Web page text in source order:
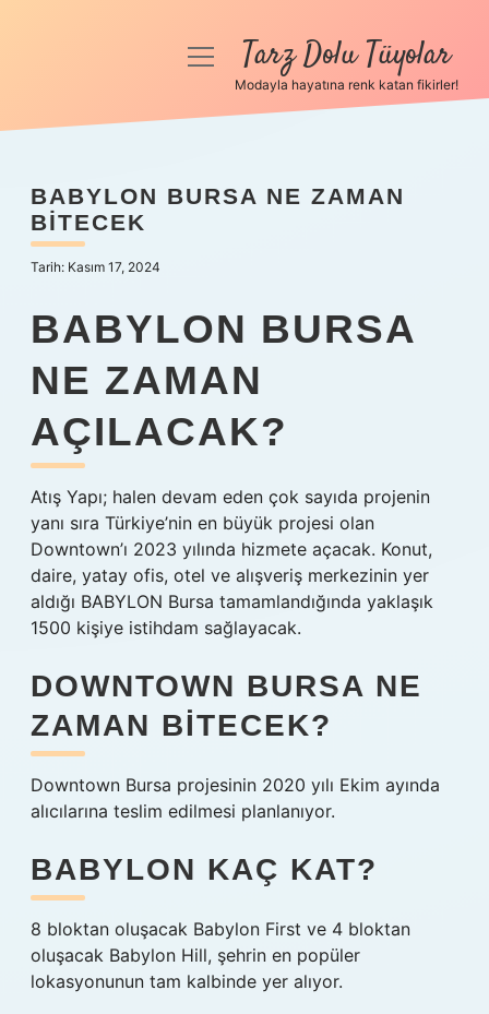
Anasayfa
Yasal Uyarı
Hakkımızda
menüyüTarz Dolu Tüyolar
Modayla hayatına renk katan fikirler!
BABYLON BURSA NE ZAMAN
BITECEK
Tarih: Kasım 17, 2024
BABYLON BURSA
NE ZAMAN
AÇILACAK?
Atış Yapı; halen devam eden çok sayıda projenin
yanı sıra Türkiye’nin en büyük projesi olan
Downtown’ı 2023 yılında hizmete açacak. Konut,
daire, yatay ofis, otel ve alışveriş merkezinin yer
aldığı BABYLON Bursa tamamlandığında yaklaşık
1500 kişiye istihdam sağlayacak.
DOWNTOWN BURSA NE
ZAMAN BITECEK?
Downtown Bursa projesinin 2020 yılı Ekim ayında
alıcılarına teslim edilmesi planlanıyor.
BABYLON KAÇ KAT?
8 bloktan oluşacak Babylon First ve 4 bloktan
oluşacak Babylon Hill, şehrin en popüler
lokasyonunun tam kalbinde yer alıyor.